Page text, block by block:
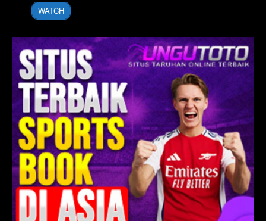
Nele
Mueller-
WATCH